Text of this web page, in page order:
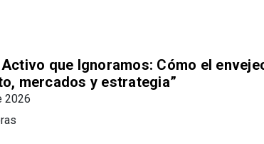
Activo que Ignoramos: Cómo el
mercados y estrategia”
2026